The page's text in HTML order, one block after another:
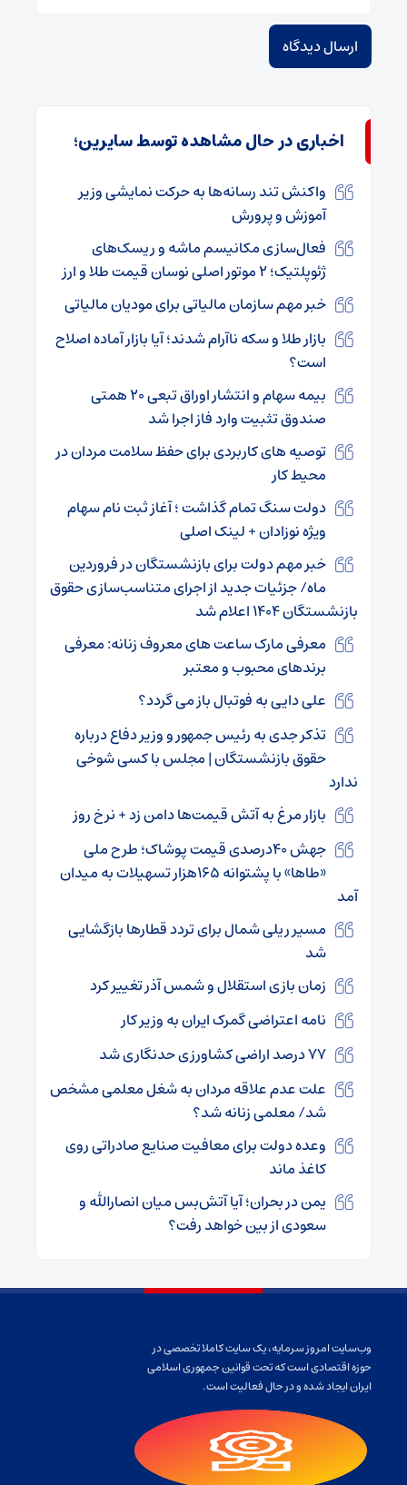
اخباری در حال مشاهده توسط سایرین؛
واکنش تند رسانه‌ها به حرکت نمایشی وزیر
آموزش و پرورش
فعال‌سازی مکانیسم ماشه و ریسک‌های
ژئوپلتیک؛ ۲ موتور اصلی نوسان قیمت طلا و ارز
خبر مهم سازمان مالیاتی برای مودیان مالیاتی
بازار طلا و سکه ناآرام شدند؛ آیا بازار آماده اصلاح
است؟
بیمه سهام و انتشار اوراق تبعی ۲۰ همتی
صندوق تثبیت وارد فاز اجرا شد
توصیه های کاربردی برای حفظ سلامت مردان در
محیط کار
دولت سنگ تمام گذاشت ؛ آغاز ثبت نام سهام
ویژه نوزادان + لینک اصلی
خبر مهم دولت برای بازنشستگان در فروردین
ماه/ جزئیات جدید از اجرای متناسب‌سازی حقوق
بازنشستگان ۱۴۰۴ اعلام شد
معرفی مارک ساعت های معروف زنانه: معرفی
برندهای محبوب و معتبر
علی دایی به فوتبال باز می گردد؟
تذکر جدی به رئیس جمهور و وزیر دفاع درباره
حقوق بازنشستگان | مجلس با کسی شوخی
ندارد
بازار مرغ به آتش قیمت‌ها دامن زد + نرخ روز
جهش ۴۰درصدی قیمت پوشاک؛ طرح ملی
«طاها» با پشتوانه ۱۶۵هزار تسهیلات به میدان
آمد
مسیر ریلی شمال برای تردد قطارها بازگشایی
شد
زمان بازی استقلال و شمس آذر تغییر کرد
نامه اعتراضی گمرک ایران به وزیر کار
۷۷ درصد اراضی کشاورزی حدنگاری شد
علت عدم علاقه مردان به شغل معلمی مشخص
شد/ معلمی زنانه شد؟
وعده دولت برای معافیت صنایع صادراتی روی
کاغذ ماند
یمن در بحران؛ آیا آتش‌بس میان انصارالله و
سعودی از بین خواهد رفت؟
وب‌سایت امروز سرمایه، یک سایت کاملا تخصصی در
حوزه اقتصادی است که تحت قوانین جمهوری اسلامی
ایران ایجاد شده و در حال فعالیت است.